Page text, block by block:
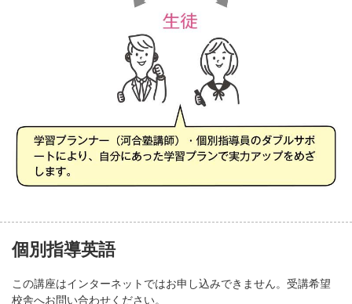
個別指導英語
この講座はインターネットではお申し込みできません。受講希望
校舎へお問い合わせください。